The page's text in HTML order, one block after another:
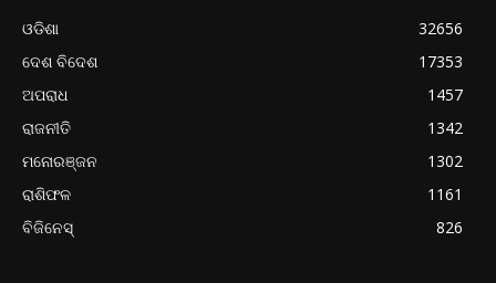
ଓଡିଶା
32656
ଦେଶ ବିଦେଶ
17353
ଅପରାଧ
1457
ରାଜନୀତି
1342
ମନୋରଞ୍ଜନ
1302
ରାଶିଫଳ
1161
ବିଜିନେସ୍
826